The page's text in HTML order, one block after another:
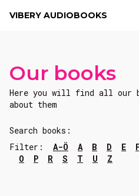
VIBERY AUDIOBOOKS
Our books
Here you will find all our
about them
Search books:
Filter:
A-Ö A B D E
O
P R S T U Z